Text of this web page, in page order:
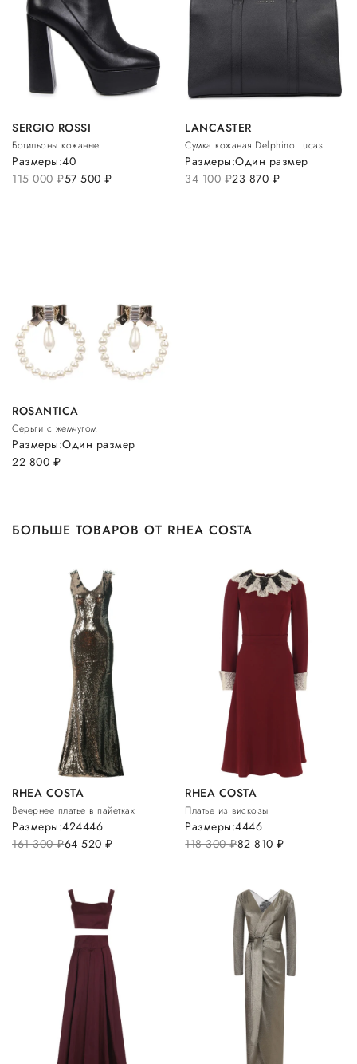
SERGIO ROSSI
Ботильоны кожаные
115 000руб.57 500 руб.
Размеры:40
LANCASTER
Сумка кожаная Delphino Lucas
34 100руб.23 870 руб.
Размеры:Один размер
ROSANTICA
Серьги с жемчугом
22 800 руб.
Размеры:Один размер
БОЛЬШЕ ТОВАРОВ ОТ RHEA COSTA
RHEA COSTA
Вечернее платье в пайетках
161 300руб.64 520 руб.
Размеры:424446
RHEA COSTA
Платье из вискозы
118 300руб.82 810руб.
Размеры:4446